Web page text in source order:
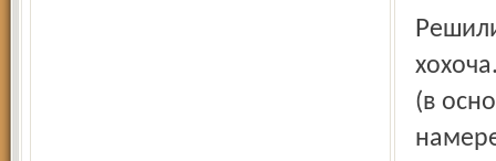
Решили гастролеры проститься с Ярославлем, беззаботно
(в